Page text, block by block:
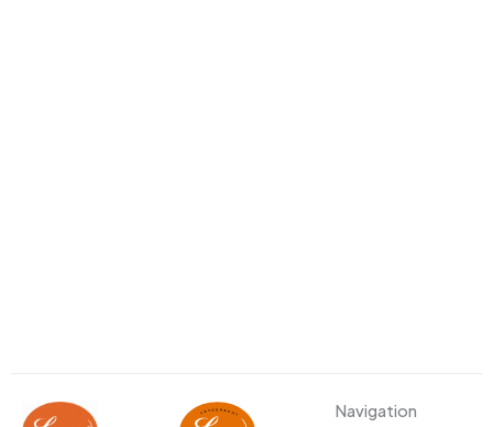
Navigation